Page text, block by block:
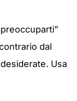
dal
Usa